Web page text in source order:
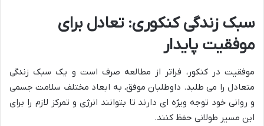
سبک زندگی کنکوری: تعادل برای
موفقیت پایدار
موفقیت در کنکور، فراتر از مطالعه صرف است و یک سبک زندگی
متعادل را می طلبد. داوطلبان موفق، به ابعاد مختلف سلامت جسمی
و روانی خود توجه ویژه ای دارند تا بتوانند انرژی و تمرکز لازم را برای
این مسیر طولانی حفظ کنند.